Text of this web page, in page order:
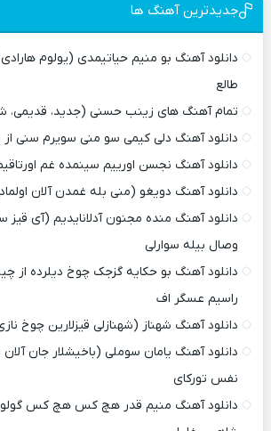
جدیدترین آهنگ ها
دانلود آهنگ بو منیم حیاتیمدی (یولوم
طالع
تمام آهنگ های زینب حسنی (جدید، قدیمی،
دانلود آهنگ دلی کیمی سو منی سویرم سنی
دانلود آهنگ نجسن اورییم سینمده غم
دانلود آهنگ دویغو (منی بله غمدن آلان
دانلود آهنگ منده مجنون آدلانایدیم (آی قیز
وصال بیله سوارلی
دانلود آهنگ بو حکایه گزجک چوخ دیلرده از
راسیم عسگر اف
دانلود آهنگ شهناز (شهنازلی قیزلارین چوخ نازی
دانلود آهنگ یامان سوملی (باخیشلار جان آلان
نفس تورکای
دانلود آهنگ منیم قدر هچ کس هچ کس